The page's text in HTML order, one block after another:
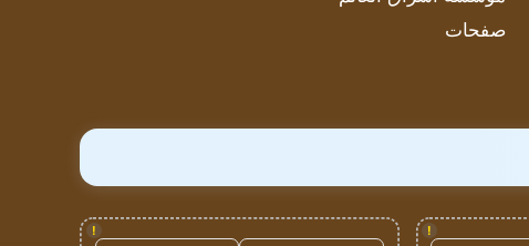
صفحات
!
!